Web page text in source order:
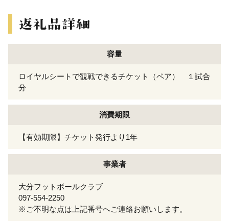
容量
ロイヤルシートで観戦できるチケット（ペア） １試合
分
消費期限
【有効期限】チケット発行より1年
事業者
大分フットボールクラブ
097-554-2250
※ご不明な点は上記番号へご連絡お願いします。